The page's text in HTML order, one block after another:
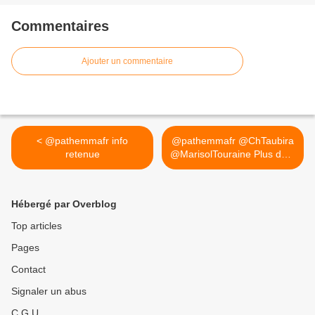
Commentaires
Ajouter un commentaire
< @pathemmafr info
retenue
@pathemmafr @ChTaubira
@MarisolTouraine Plus de...
>
Hébergé par Overblog
Top articles
Pages
Contact
Signaler un abus